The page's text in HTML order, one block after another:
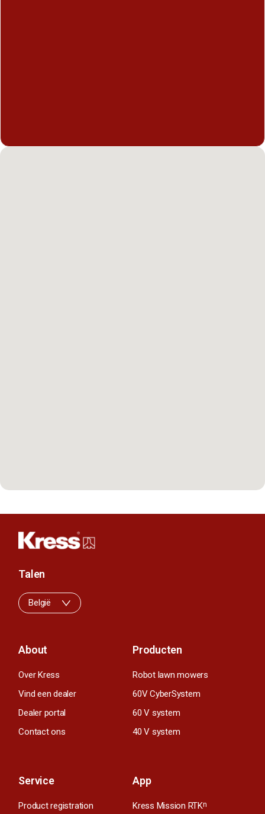
About
Over Kress
Vind een dealer
Dealer portal
Contact ons
Producten
Robot lawn mowers
60V CyberSystem
60 V system
40 V system
Service
Product registration
App
Kress Mission RTKn
Talen
België